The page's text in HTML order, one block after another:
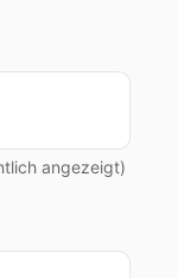
angezeigt)